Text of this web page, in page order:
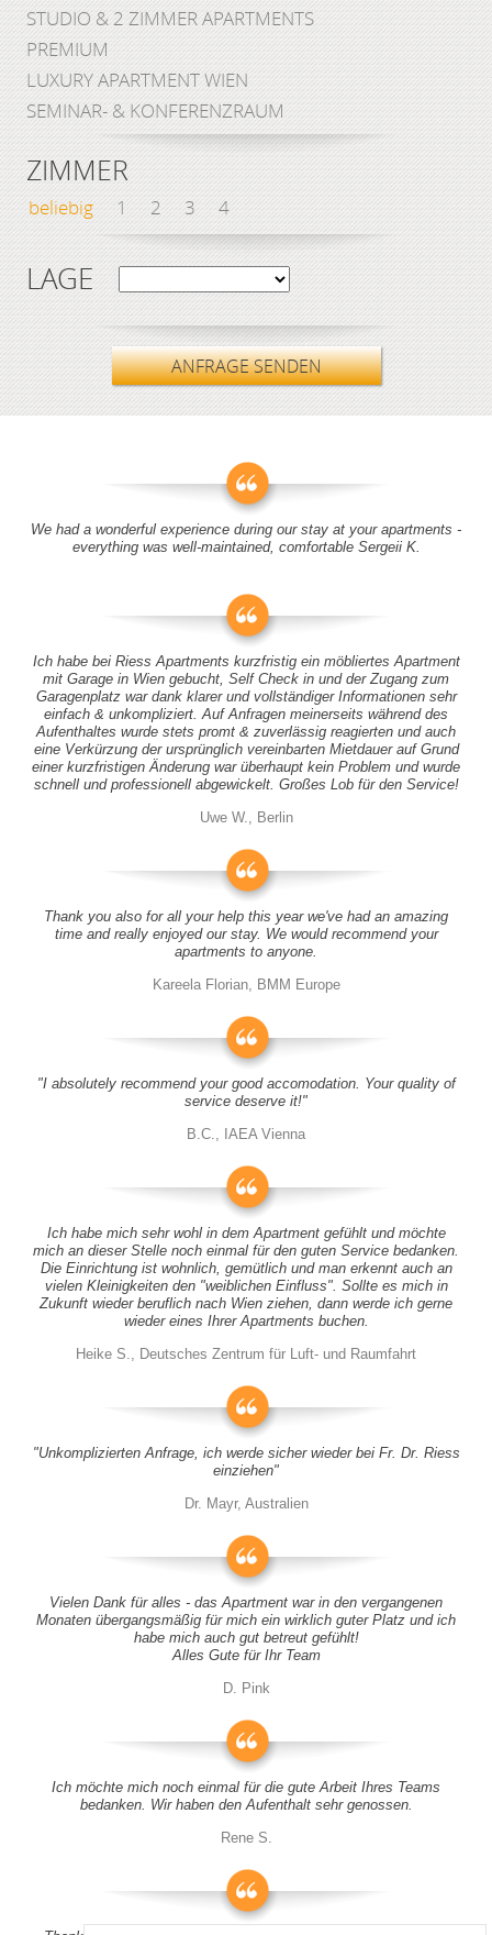
STUDIO & 2 ZIMMER APARTMENTS
PREMIUM
LUXURY APARTMENT WIEN
SEMINAR- & KONFERENZRAUM
ZIMMER
beliebig 1 2 3 4
LAGE
ANFRAGE SENDEN
We had a wonderful experience during our stay at your apartments -
everything was well-maintained, comfortable Sergeii K.
Ich habe bei Riess Apartments kurzfristig ein möbliertes Apartment
mit Garage in Wien gebucht, Self Check in und der Zugang zum
Garagenplatz war dank klarer und vollständiger Informationen sehr
einfach & unkompliziert. Auf Anfragen meinerseits während des
Aufenthaltes wurde stets promt & zuverlässig reagierten und auch
eine Verkürzung der ursprünglich vereinbarten Mietdauer auf Grund
einer kurzfristigen Änderung war überhaupt kein Problem und wurde
schnell und professionell abgewickelt. Großes Lob für den Service!
Uwe W., Berlin
Thank you also for all your help this year we've had an amazing
time and really enjoyed our stay. We would recommend your
apartments to anyone.
Kareela Florian, BMM Europe
"I absolutely recommend your good accomodation. Your quality of
service deserve it!"
B.C., IAEA Vienna
Ich habe mich sehr wohl in dem Apartment gefühlt und möchte
mich an dieser Stelle noch einmal für den guten Service bedanken.
Die Einrichtung ist wohnlich, gemütlich und man erkennt auch an
vielen Kleinigkeiten den "weiblichen Einfluss". Sollte es mich in
Zukunft wieder beruflich nach Wien ziehen, dann werde ich gerne
wieder eines Ihrer Apartments buchen.
Heike S., Deutsches Zentrum für Luft- und Raumfahrt
"Unkomplizierten Anfrage, ich werde sicher wieder bei Fr. Dr. Riess
einziehen"
Dr. Mayr, Australien
Vielen Dank für alles - das Apartment war in den vergangenen
Monaten übergangsmäßig für mich ein wirklich guter Platz und ich
habe mich auch gut betreut gefühlt!
Alles Gute für Ihr Team
D. Pink
Ich möchte mich noch einmal für die gute Arbeit Ihres Teams
bedanken. Wir haben den Aufenthalt sehr genossen.
Rene S.